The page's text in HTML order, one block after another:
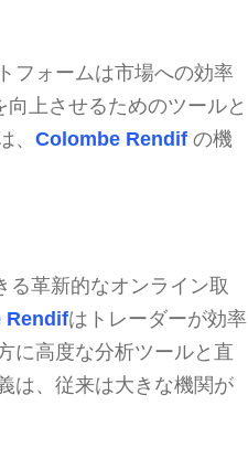
フォームは市場への効率
上させるためのツールと
、 Colombe Rendif の機
る革新的なオンライン取
Rendifはトレーダーが効率
に高度な分析ツールと直
は、従来は大きな機関が